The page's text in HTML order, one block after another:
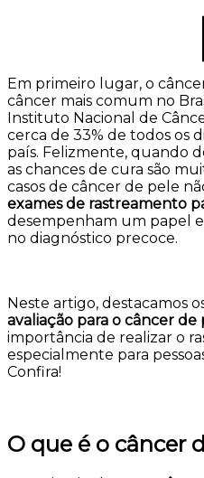
Em primeiro lugar, o
câncer mais comum no
Instituto Nacional de
cerca de 33% de todos os
país. Felizmente, quando
as chances de cura são
casos de câncer de pele
exames de rastreamento
desempenham um papel
no diagnóstico precoce.
Neste artigo, destacamos
avaliação para o câncer de
importância de realizar o
especialmente para
Confira!
O que é o câncer